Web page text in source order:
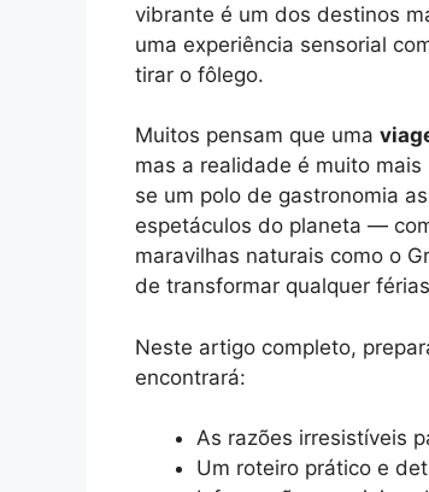
vibrante é um dos destinos
uma experiência sensorial
tirar o fôlego.
Muitos pensam que uma
mas a realidade é muito
se um polo de gastronomia
espetáculos do planeta —
maravilhas naturais como o
de transformar qualquer
Neste artigo completo,
encontrará:
As razões irresistíveis
Um roteiro prático e